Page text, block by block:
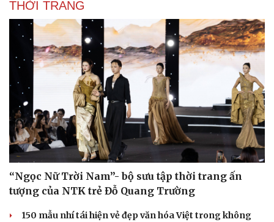
THỜI TRANG
“Ngọc Nữ Trời Nam”- bộ sưu tập thời trang ấn
tượng của NTK trẻ Đỗ Quang Trường
150 mẫu nhí tái hiện vẻ đẹp văn hóa Việt trong không